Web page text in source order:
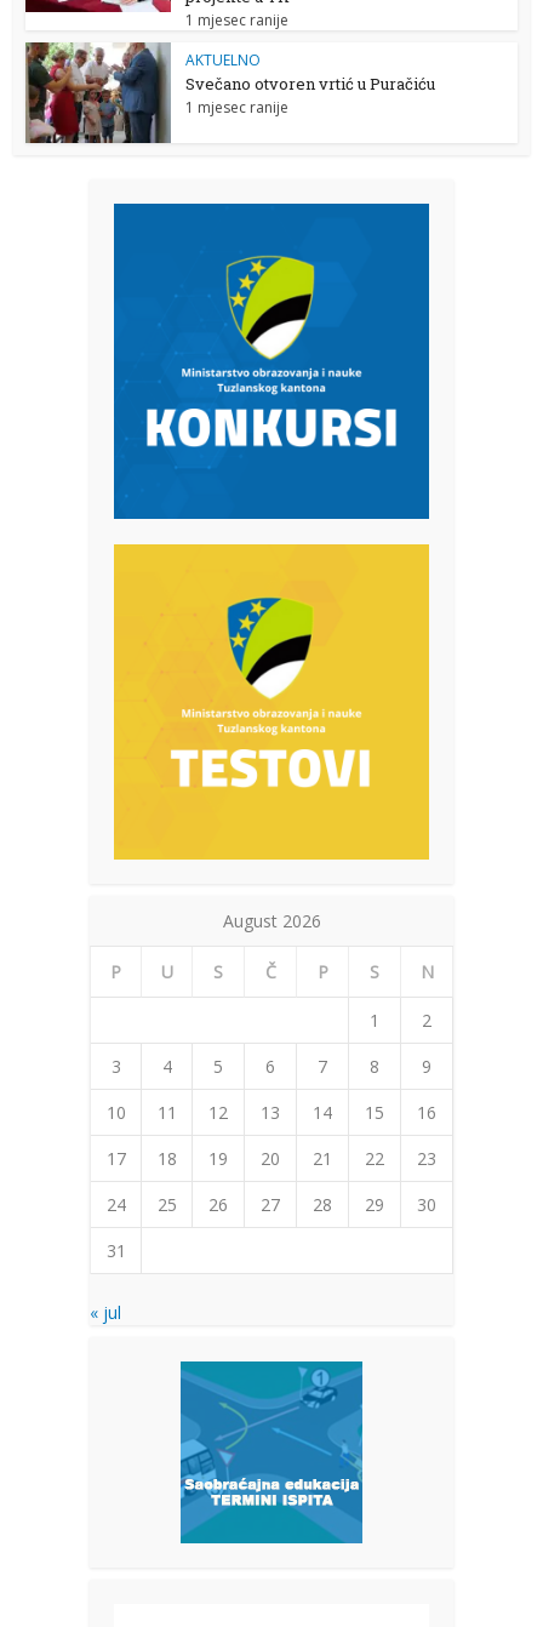
1 mjesec ranije
AKTUELNO
Svečano otvoren vrtić u Puračiću
1 mjesec ranije
August 2026
P U S Č P S N
1
2
3
4 5 6 7 8
9
10
11 12 13 14 15
16
17
18 19 20 21 22
23
24
25 26 27 28 29
30
31
« jul